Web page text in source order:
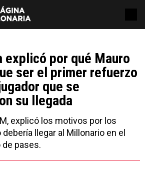
explicó por qué Mauro
ser el primer refuerzo
que se
su llegada
explicó los motivos por los
llegar al Millonario en el
pases.